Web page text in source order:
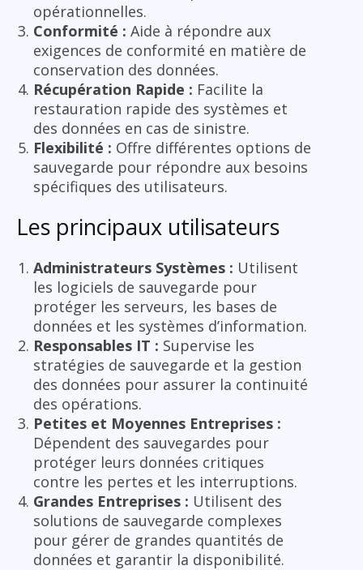
opérationnelles.
Conformité : Aide à répondre aux
exigences de conformité en matière de
conservation des données.
Récupération Rapide : Facilite la
restauration rapide des systèmes et
des données en cas de sinistre.
Flexibilité : Offre différentes options de
sauvegarde pour répondre aux besoins
spécifiques des utilisateurs.
Les principaux utilisateurs
Administrateurs Systèmes : Utilisent
les logiciels de sauvegarde pour
protéger les serveurs, les bases de
données et les systèmes d’information.
Responsables IT : Supervise les
stratégies de sauvegarde et la gestion
des données pour assurer la continuité
des opérations.
Petites et Moyennes Entreprises :
Dépendent des sauvegardes pour
protéger leurs données critiques
contre les pertes et les interruptions.
Grandes Entreprises : Utilisent des
solutions de sauvegarde complexes
pour gérer de grandes quantités de
données et garantir la disponibilité.